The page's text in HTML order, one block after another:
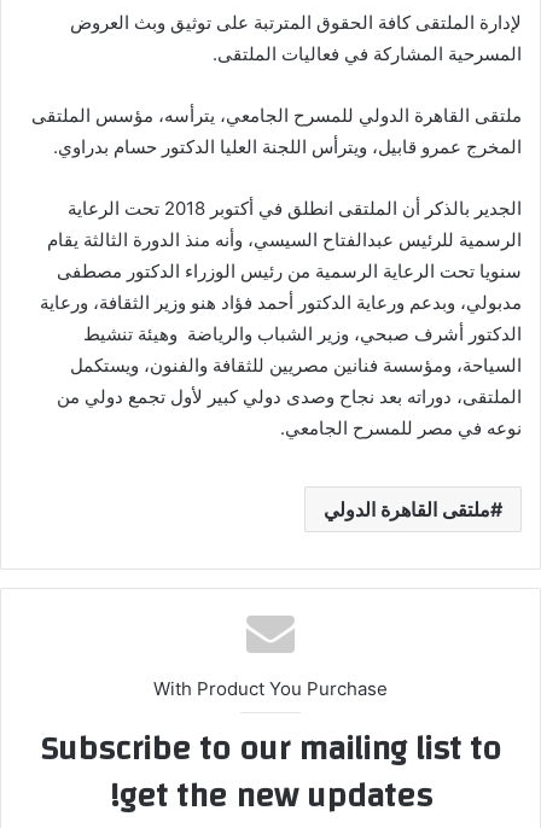
لإدارة الملتقى كافة الحقوق المترتبة على توثيق وبث العروض
المسرحية المشاركة في فعاليات الملتقى.
ملتقى القاهرة الدولي للمسرح الجامعي، يترأسه، مؤسس الملتقى
المخرج عمرو قابيل، ويترأس اللجنة العليا الدكتور حسام بدراوي.
الجدير بالذكر أن الملتقى انطلق في أكتوبر 2018 تحت الرعاية
الرسمية للرئيس عبدالفتاح السيسي، وأنه منذ الدورة الثالثة يقام
سنويا تحت الرعاية الرسمية من رئيس الوزراء الدكتور مصطفى
مدبولي، وبدعم ورعاية الدكتور أحمد فؤاد هنو وزير الثقافة، ورعاية
الدكتور أشرف صبحي، وزير الشباب والرياضة وهيئة تنشيط
السياحة، ومؤسسة فنانين مصريين للثقافة والفنون، ويستكمل
الملتقى، دوراته بعد نجاح وصدى دولي كبير لأول تجمع دولي من
نوعه في مصر للمسرح الجامعي.
ملتقى القاهرة الدولي
With Product You Purchase
Subscribe to our mailing list to
get the new updates!